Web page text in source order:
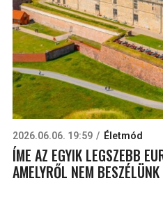
2026.06.06. 19:59 Életmód
ÍME AZ EGYIK LEGSZEBB
AMELYRŐL NEM